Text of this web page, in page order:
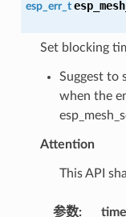
esp_err_t
Set blocking
Suggest to
when the
Attention
This API
参数: